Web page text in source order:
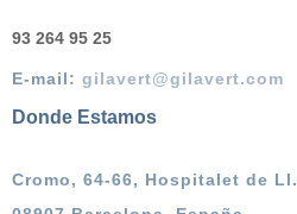
93 264 95 25
E-mail: gilavert@gilavert.com
Donde Estamos
Cromo, 64-66, Hospitalet de Ll.